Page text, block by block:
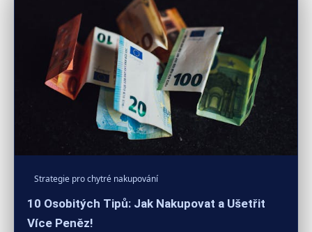
Strategie pro chytré nakupování
10 Osobitých Tipů: Jak Nakupovat a Ušetřit
Více Peněz!